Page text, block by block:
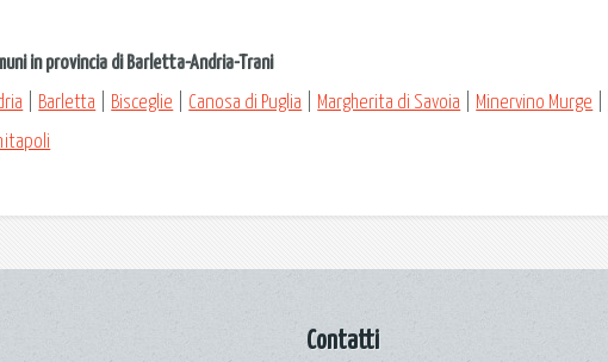
in provincia di Barletta-Andria-Trani
Barletta Bisceglie Canosa di Puglia Margherita di Savoia Minervino Murge
Contatti